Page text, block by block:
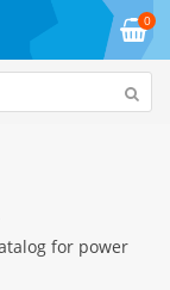
0
for power